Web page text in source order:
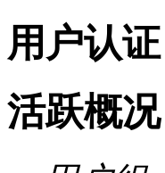
用户认证
活跃概况